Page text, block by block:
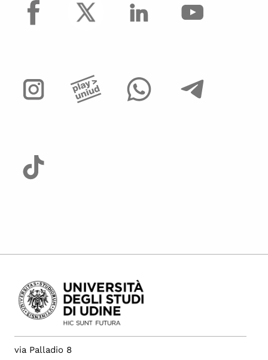
via Palladio 8